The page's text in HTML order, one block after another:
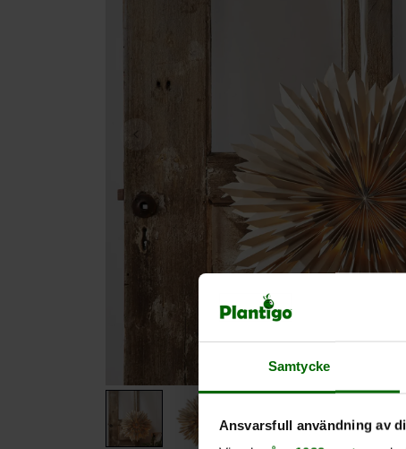
Samtycke
Ansvarsfull användning av